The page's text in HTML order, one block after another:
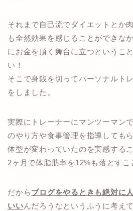
それまで自己流でダイエットとか
も全然効果を感じることができな
にお金を頂く舞台に立つというこ
い！
そこで身銭を切ってパーソナルト
をしました。
実際にトレーナーにマンツーマン
のやり方や食事管理を指導しても
体型が変わっていたのを実感する
2ヶ月で体脂肪率を12%も落とすこ
だからブログをやるときも絶対に
いいんだろうなというふうに考え